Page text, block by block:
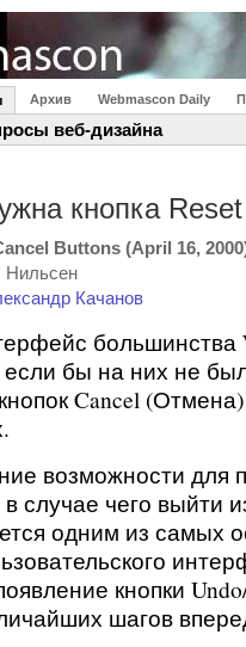
Архив Webmascon Daily
веб-дизайна
кнопка
Buttons (April 16,
Нильсен
Качанов
большинства
бы на них не
Cancel
возможности для
случае чего выйти
одним из самых
кнопки
шагов